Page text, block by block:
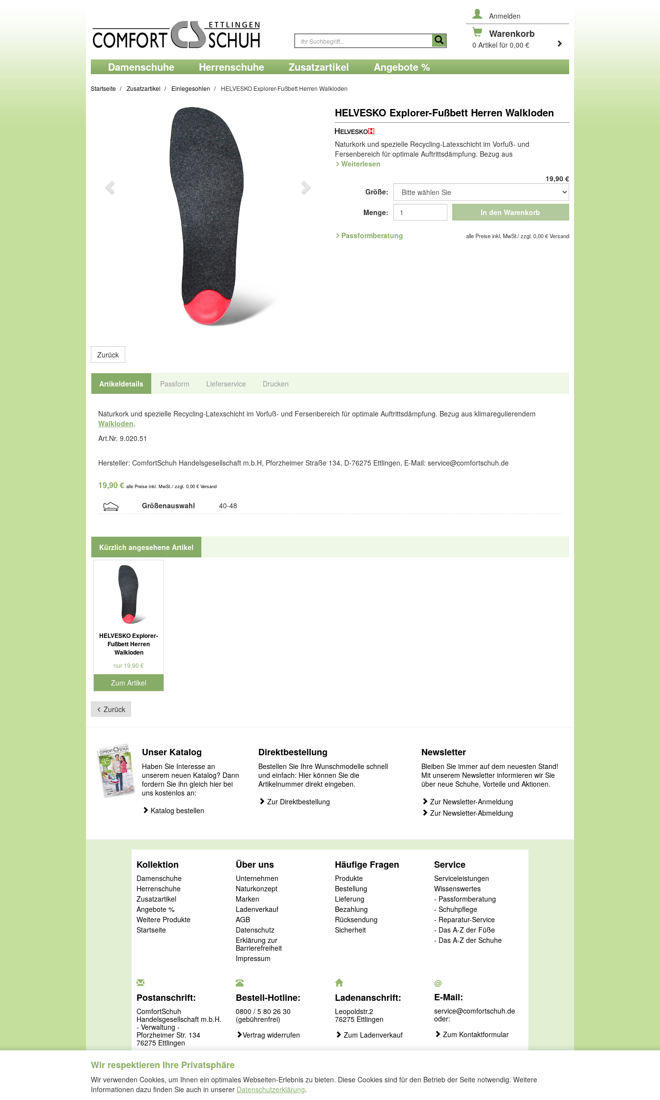
Anmelden
Warenkorb
0 Artikel für 0,00 €
Damenschuhe Herrenschuhe Zusatzartikel Angebote %
Startseite Zusatzartikel Einlegesohlen HELVESKO Explorer-Fußbett Herren Walkloden
HELVESKO Explorer-Fußbett Herren Walkloden
Naturkork und spezielle Recycling-Latexschicht im Vorfuß- und
Fersenbereich für optimale Auftrittsdämpfung. Bezug aus
klimaregulierendem
Hersteller: ComfortSchuh Handelsgesellschaft m.b.H, Pforzheimer Straße
134, D-76275 Ettlingen, E-Mail: service@comfortschuh.de
Weiterlesen
19,90 €
Größe:
Menge: In den Warenkorb
Passformberatung alle Preise inkl. MwSt./ zzgl. 0,00 € Versand
Zurück
Artikeldetails Passform Lieferservice Drucken
Naturkork und spezielle Recycling-Latexschicht im Vorfuß- und Fersenbereich für optimale Auftrittsdämpfung. Bezug aus klimaregulierendem
Walkloden.
Art.Nr. 9.020.51
Hersteller: ComfortSchuh Handelsgesellschaft m.b.H, Pforzheimer Straße 134, D-76275 Ettlingen, E-Mail: service@comfortschuh.de
19,90 € alle Preise inkl. MwSt./ zzgl. 0,00 € Versand
Größenauswahl 40-48
Kürzlich angesehene Artikel
HELVESKO Explorer-
Fußbett Herren
Walkloden
nur 19,90 €
Zum Artikel
Zurück
Wir respektieren Ihre Privatsphäre
Wir verwenden Cookies, um Ihnen ein optimales Webseiten-Erlebnis zu bieten. Diese Cookies sind für den Betrieb der Seite notwendig. Weitere
Informationen dazu finden Sie auch in unserer Datenschutzerklärung.
Unser Katalog
Haben Sie Interesse an
unserem neuen Katalog? Dann
fordern Sie ihn gleich hier bei
uns kostenlos an:
Katalog bestellen
Direktbestellung
Bestellen Sie Ihre Wunschmodelle schnell
und einfach: Hier können Sie die
Artikelnummer direkt eingeben.
Zur Direktbestellung
Newsletter
Bleiben Sie immer auf dem neuesten Stand!
Mit unserem Newsletter informieren wir Sie
über neue Schuhe, Vorteile und Aktionen.
Zur Newsletter-Anmeldung
Zur Newsletter-Abmeldung
Kollektion
Damenschuhe
Herrenschuhe
Zusatzartikel
Angebote %
Weitere Produkte
Startseite
Über uns
Unternehmen
Naturkonzept
Marken
Ladenverkauf
AGB
Datenschutz
Erklärung zur
Barrierefreiheit
Impressum
Häufige Fragen
Produkte
Bestellung
Lieferung
Bezahlung
Rücksendung
Sicherheit
Service
Serviceleistungen
Wissenswertes
- Passformberatung
- Schuhpflege
- Reparatur-Service
- Das A-Z der Füße
- Das A-Z der Schuhe
Postanschrift:
ComfortSchuh
Handelsgesellschaft m.b.H.
- Verwaltung -
Pforzheimer Str. 134
76275 Ettlingen
Bestell-Hotline:
0800 / 5 80 26 30
(gebührenfrei)
Vertrag widerrufen
Ladenanschrift:
Leopoldstr.2
76275 Ettlingen
Zum Ladenverkauf
@
E-Mail:
service@comfortschuh.de
oder:
Zum Kontaktformular